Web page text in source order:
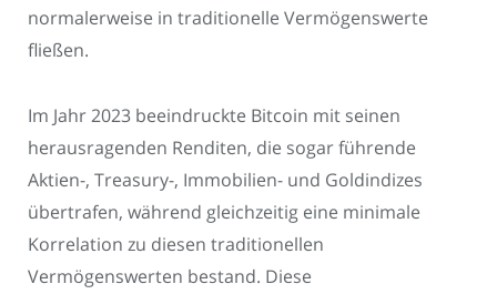
normalerweise in traditionelle Vermögenswerte
fließen.
Im Jahr 2023 beeindruckte Bitcoin mit seinen
herausragenden Renditen, die sogar führende
Aktien-, Treasury-, Immobilien- und Goldindizes
übertrafen, während gleichzeitig eine minimale
Korrelation zu diesen traditionellen
Vermögenswerten bestand. Diese